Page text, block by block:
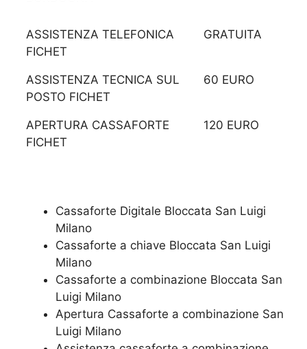
ASSISTENZA TELEFONICA
FICHET
GRATUITA
ASSISTENZA TECNICA SUL
POSTO FICHET
60 EURO
APERTURA CASSAFORTE
FICHET
120 EURO
Cassaforte Digitale Bloccata San Luigi
Milano
Cassaforte a chiave Bloccata San Luigi
Milano
Cassaforte a combinazione Bloccata San
Luigi Milano
​Apertura Cassaforte a combinazione San
Luigi Milano